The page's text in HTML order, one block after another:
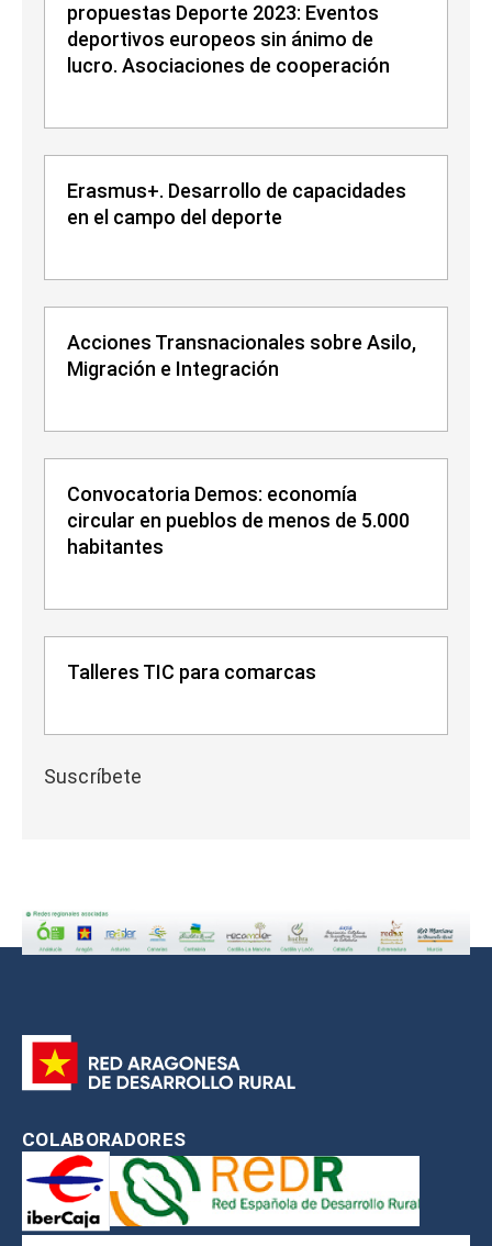
propuestas Deporte 2023: Eventos
deportivos europeos sin ánimo de
lucro. Asociaciones de cooperación
Erasmus+. Desarrollo de capacidades
en el campo del deporte
Acciones Transnacionales sobre Asilo,
Migración e Integración
Convocatoria Demos: economía
circular en pueblos de menos de 5.000
habitantes
Talleres TIC para comarcas
Suscríbete
COLABORADORES